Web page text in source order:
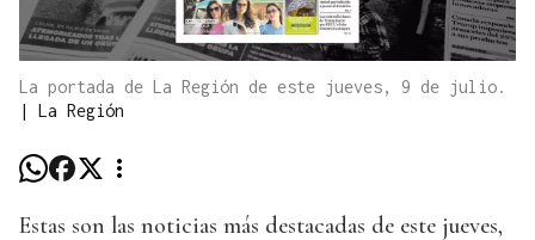
La portada de La Región de este jueves, 9 de julio.
| La Región
Estas son las noticias más destacadas de este jueves,